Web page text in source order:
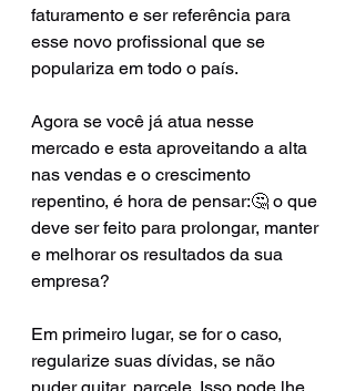
faturamento e ser referência para
esse novo profissional que se
populariza em todo o país.
Agora se você já atua nesse
mercado e esta aproveitando a alta
nas vendas e o crescimento
repentino, é hora de pensar:🤔 o que
deve ser feito para prolongar, manter
e melhorar os resultados da sua
empresa?
Em primeiro lugar, se for o caso,
regularize suas dívidas, se não